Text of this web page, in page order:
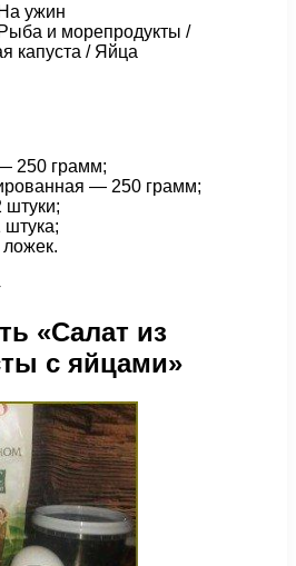
ужин
и морепродукты /
капуста / Яйца
250 грамм;
— 250 грамм;
«Салат из
с яйцами»